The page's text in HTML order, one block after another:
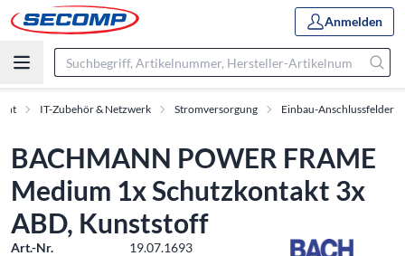
Anmelden
IT-Zubehör & Netzwerk Stromversorgung Einbau-Anschlussfelder
BACHMANN POWER FRAME
Medium 1x Schutzkontakt 3x
ABD, Kunststoff
Art.-Nr.
19.07.1693